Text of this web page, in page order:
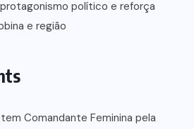
político e reforça
e região
Comandante Feminina pela